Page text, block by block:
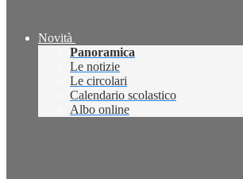
Novità
Panoramica
Le notizie
Le circolari
Calendario scolastico
Albo online